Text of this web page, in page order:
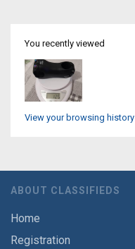
You recently viewed
View your browsing history
ABOUT CLASSIFIEDS
Home
Registration